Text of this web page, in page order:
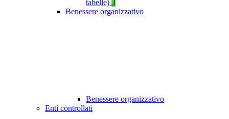
tabelle) 3
Benessere organizzativo
Benessere organizzativo
Enti controllati